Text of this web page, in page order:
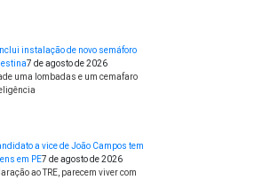
instalação de novo semáforo
7 de agosto de 2026
uma lombadas e um cemafaro
a vice de João Campos tem
em PE7 de agosto de 2026
ao TRE, parecem viver com